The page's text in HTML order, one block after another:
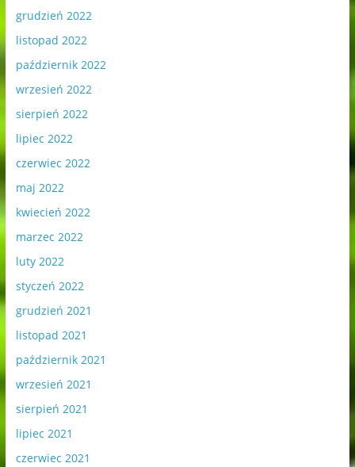
grudzień 2022
listopad 2022
październik 2022
wrzesień 2022
sierpień 2022
lipiec 2022
czerwiec 2022
maj 2022
kwiecień 2022
marzec 2022
luty 2022
styczeń 2022
grudzień 2021
listopad 2021
październik 2021
wrzesień 2021
sierpień 2021
lipiec 2021
czerwiec 2021